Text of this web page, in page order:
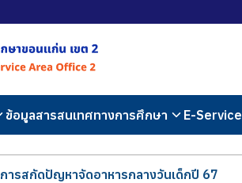
ข้อมูลสารสนเทศทางการศึกษา E-Service
ารสกัดปัญหาจัดอาหารกลางวันเด็กปี 67